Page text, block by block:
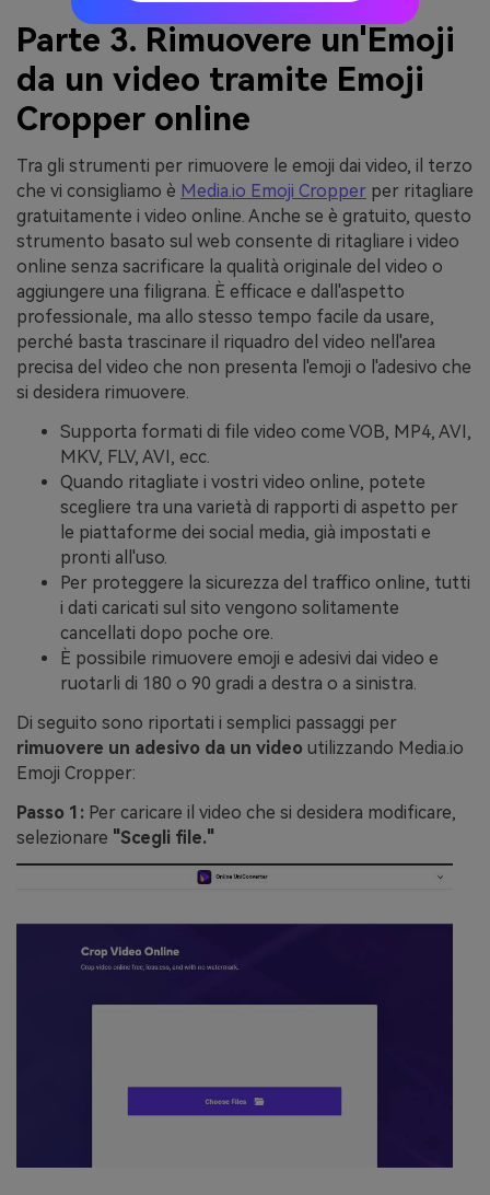
Parte 3. Rimuovere un'Emoji
da un video tramite Emoji
Cropper online
Tra gli strumenti per rimuovere le emoji dai video, il terzo
che vi consigliamo è Media.io Emoji Cropper per ritagliare
gratuitamente i video online. Anche se è gratuito, questo
strumento basato sul web consente di ritagliare i video
online senza sacrificare la qualità originale del video o
aggiungere una filigrana. È efficace e dall'aspetto
professionale, ma allo stesso tempo facile da usare,
perché basta trascinare il riquadro del video nell'area
precisa del video che non presenta l'emoji o l'adesivo che
si desidera rimuovere.
Supporta formati di file video come VOB, MP4, AVI,
MKV, FLV, AVI, ecc.
Quando ritagliate i vostri video online, potete
scegliere tra una varietà di rapporti di aspetto per
le piattaforme dei social media, già impostati e
pronti all'uso.
Per proteggere la sicurezza del traffico online, tutti
i dati caricati sul sito vengono solitamente
cancellati dopo poche ore.
È possibile rimuovere emoji e adesivi dai video e
ruotarli di 180 o 90 gradi a destra o a sinistra.
Di seguito sono riportati i semplici passaggi per
rimuovere un adesivo da un video utilizzando Media.io
Emoji Cropper:
Passo 1: Per caricare il video che si desidera modificare,
selezionare "Scegli file."